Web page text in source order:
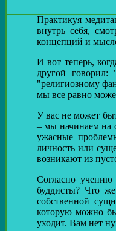
Практикуя
внутрь себя,
концепций и
И вот теперь,
другой
"религиозному
мы все равно
У вас не может
– мы начинаем на
ужасные
личность или
возникают из
Согласно
буддисты? Что
собственной
которую можно
уходит. Вам нет